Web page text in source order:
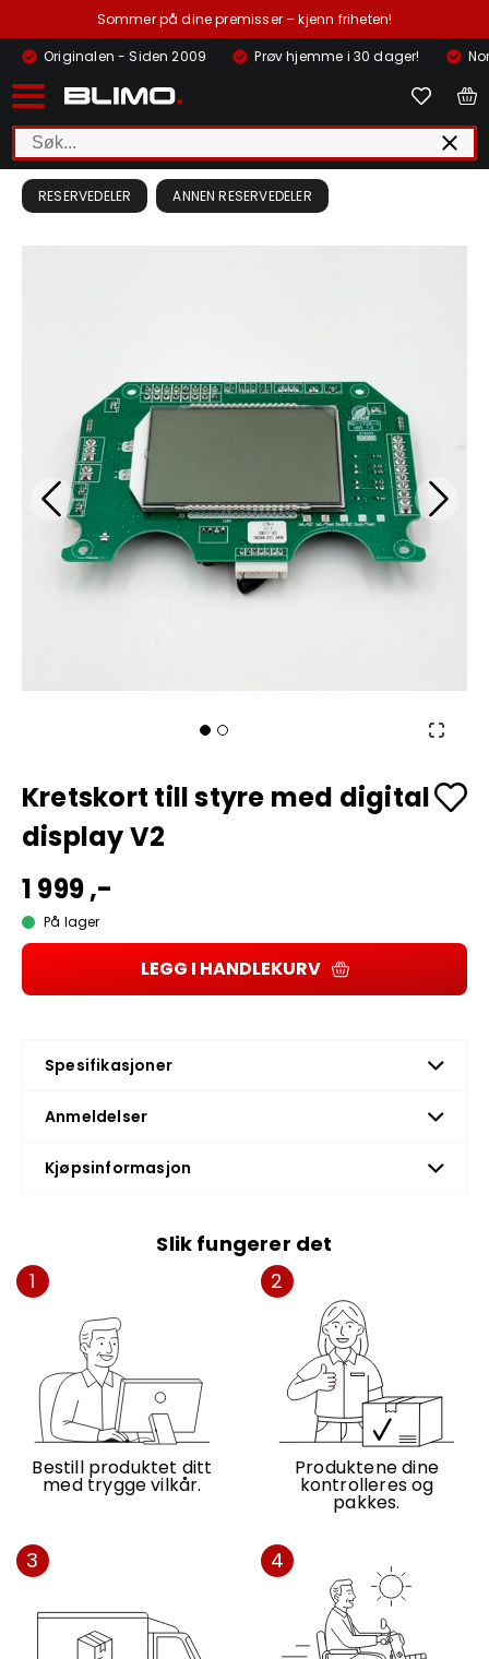
Sommer på dine premisser – kjenn friheten!
Originalen - Siden 2009
Prøv hjemme i 30 dager!
RESERVEDELER ANNEN RESERVEDELER
Kretskort till styre med digital
display V2
1 999 ,-
På lager
LEGG I HANDLEKURV
Spesifikasjoner
Anmeldelser
Kjøpsinformasjon
Slik fungerer det
1
Bestill produktet ditt
med trygge vilkår.
2
Produktene dine
kontrolleres og
pakkes.
3 4